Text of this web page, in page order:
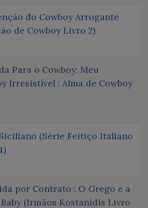
do Cowboy Arrogante
de Cowboy Livro 2)
Para o Cowboy: Meu
Irresistível : Alma de Cowboy
(Série Feitiço Italiano
por Contrato : O Grego e a
(Irmãos Kostanidis Livro